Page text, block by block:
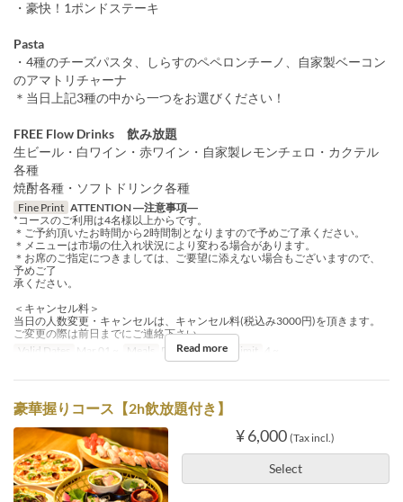
・豪快！1ポンドステーキ
Pasta
・4種のチーズパスタ、しらすのペペロンチーノ、自家製ベーコン
のアマトリチャーナ
＊当日上記3種の中から一つをお選びください！
FREE Flow Drinks 飲み放題
生ビール・白ワイン・赤ワイン・自家製レモンチェロ・カクテル
各種
焼酎各種・ソフトドリンク各種
Fine Print ATTENTION ―注意事項―
*コースのご利用は4名様以上からです。
＊ご予約頂いたお時間から2時間制となりますので予めご了承ください。
＊メニューは市場の仕入れ状況により変わる場合があります。
＊お席のご指定につきましては、ご要望に添えない場合もございますので、
予めご了
承ください。
＜キャンセル料＞
当日の人数変更・キャンセルは、キャンセル料(税込み3000円)を頂きます。
ご変更の際は前日までにご連絡下さい。
Valid Dates
Mar 01 ~ Meals Dinner Order Limit 4 ~
Read more
豪華握りコース【2h飲放題付き】
¥ 6,000 (Tax incl.)
Select